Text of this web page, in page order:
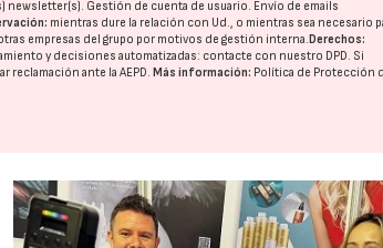
newsletter(s). Gestión de cuenta de usuario. Envío de emails
mientras dure la relación con Ud., o mientras sea necesario
empresas del grupo por motivos de gestión interna. Derechos:
y decisiones automatizadas: contacte con nuestro DPD. Si
reclamación ante laAEPD. Más información: Política de Protección